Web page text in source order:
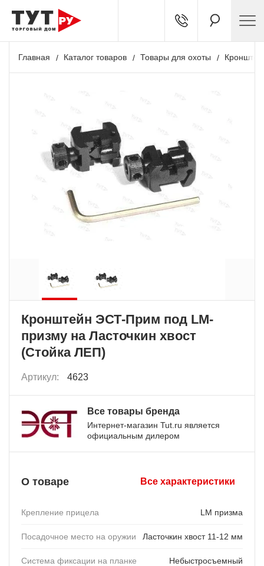
Главная Каталог товаров Товары для охоты
Кронштейн ЭСТ-Прим под LM-
призму на Ласточкин хвост
(Стойка ЛЕП)
Артикул: 4623
Все товары бренда
Интернет-магазин Tut.ru является
официальным дилером
О товаре Все характеристики
Крепление прицела LM призма
Посадочное место на оружии Ласточкин хвост 11-12 мм
Система фиксации на планке Небыстросъемный